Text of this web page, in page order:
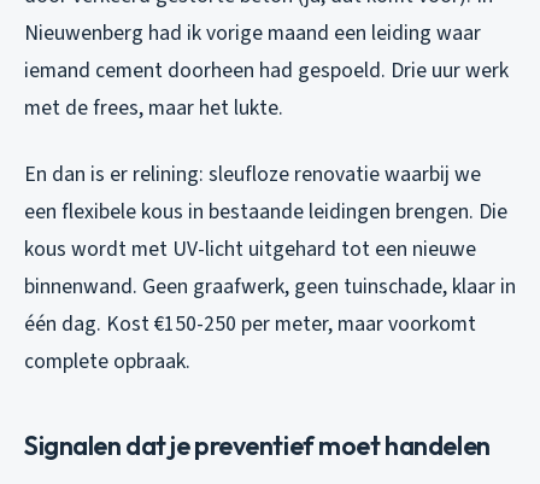
Nieuwenberg had ik vorige maand een leiding waar
iemand cement doorheen had gespoeld. Drie uur werk
met de frees, maar het lukte.
En dan is er relining: sleufloze renovatie waarbij we
een flexibele kous in bestaande leidingen brengen. Die
kous wordt met UV-licht uitgehard tot een nieuwe
binnenwand. Geen graafwerk, geen tuinschade, klaar in
één dag. Kost €150-250 per meter, maar voorkomt
complete opbraak.
Signalen dat je preventief moet handelen